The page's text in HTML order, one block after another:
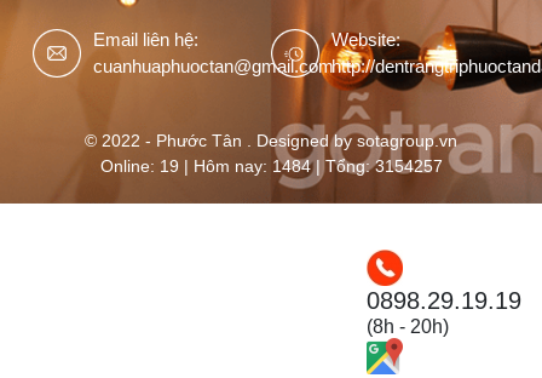
Email liên hệ:
cuanhuaphuoctan@gmail.com
Website:
http://
© 2022 - Phước Tân . Designed by sotagroup.vn
Online: 19 | Hôm nay: 1484 | Tổng: 3154257
0898.29.19.19
(8h - 20h)